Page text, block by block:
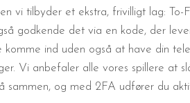
vi tilbyder et ekstra, frivilligt lag:
godkende det via en kode, der
komme ind uden også at have din
Vi anbefaler alle vores spillere
sammen, og med 2FA udfører du